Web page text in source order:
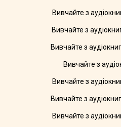
Вивчайте з
Вивчайте з
Вивчайте з
Вивчайте з
Вивчайте з
Вивчайте з
Вивчайте з